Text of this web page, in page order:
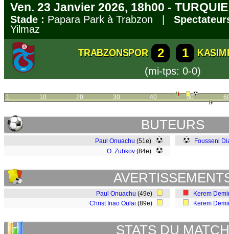
Ven. 23 Janvier 2026, 18h00 -
Stade : Papara Park à Trabzon |
Yilmaz
TRABZONSPOR 2 1
(mi-tps: 0-0)
1 10 20 30 40 50
BUTEURS
Paul Onuachu (51e)
O. Zubkov (84e)
Fousseni
Paul Onuachu (49e)
Christ Inao Oulai (89e)
Kerem
Kerem
STATS DU MATCH